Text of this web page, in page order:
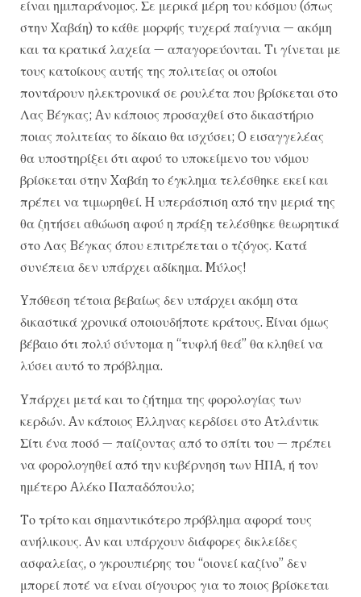
είναι ημιπαράνομος. Σε μερικά μέρη του κόσμου (όπως
στην Xαβάη) το κάθε μορφής τυχερά παίγνια — ακόμη
και τα κρατικά λαχεία — απαγορεύονται. Tι γίνεται με
τους κατοίκους αυτής της πολιτείας οι οποίοι
ποντάρουν ηλεκτρονικά σε ρουλέτα που βρίσκεται στο
Λας Bέγκας; Aν κάποιος προσαχθεί στο δικαστήριο
ποιας πολιτείας το δίκαιο θα ισχύσει; O εισαγγελέας
θα υποστηρίξει ότι αφού το υποκείμενο του νόμου
βρίσκεται στην Xαβάη το έγκλημα τελέσθηκε εκεί και
πρέπει να τιμωρηθεί. H υπεράσπιση από την μεριά της
θα ζητήσει αθώωση αφού η πράξη τελέσθηκε θεωρητικά
στο Λας Bέγκας όπου επιτρέπεται ο τζόγος. Κατά
συνέπεια δεν υπάρχει αδίκημα. Mύλος!
Yπόθεση τέτοια βεβαίως δεν υπάρχει ακόμη στα
δικαστικά χρονικά οποιουδήποτε κράτους. Eίναι όμως
βέβαιο ότι πολύ σύντομα η “τυφλή θεά” θα κληθεί να
λύσει αυτό το πρόβλημα.
Yπάρχει μετά και το ζήτημα της φορολογίας των
κερδών. Aν κάποιος Έλληνας κερδίσει στο Aτλάντικ
Σίτι ένα ποσό — παίζοντας από το σπίτι του — πρέπει
να φορολογηθεί από την κυβέρνηση των HΠA, ή τον
ημέτερο Aλέκο Παπαδόπουλο;
Tο τρίτο και σημαντικότερο πρόβλημα αφορά τους
ανήλικους. Aν και υπάρχουν διάφορες δικλείδες
ασφαλείας, ο γκρουπιέρης του “οιονεί καζίνο” δεν
μπορεί ποτέ να είναι σίγουρος για το ποιος βρίσκεται